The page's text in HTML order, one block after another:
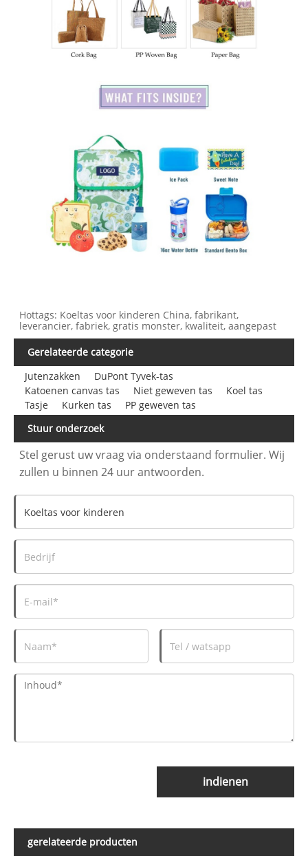
Hottags: Koeltas voor kinderen China, fabrikant,
leverancier, fabriek, gratis monster, kwaliteit, aangepast
Gerelateerde categorie
Jutenzakken
DuPont Tyvek-tas
Katoenen canvas tas
Niet geweven tas
Koel tas
Tasje
Kurken tas
PP geweven tas
Stuur onderzoek
Stel gerust uw vraag via onderstaand formulier. Wij
zullen u binnen 24 uur antwoorden.
indienen
gerelateerde producten